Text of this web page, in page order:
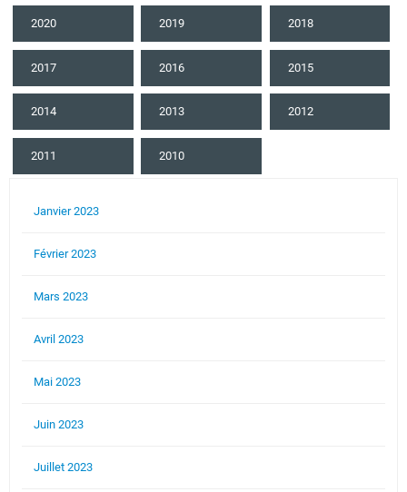
2020 2019 2018
2017 2016 2015
2014 2013 2012
2011 2010
Janvier 2023
Février 2023
Mars 2023
Avril 2023
Mai 2023
Juin 2023
Juillet 2023